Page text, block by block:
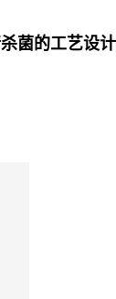
菌的工艺设